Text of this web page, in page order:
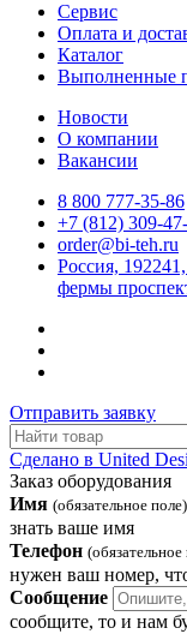
Сервис
Оплата и
Каталог
Выполненные
Новости
О компании
Вакансии
8 800 777-35-86
+7 (812) 309-
order@bi-teh.ru
Россия,
фермы
Отправить заявку
Сделано в United
Заказ оборудования
Имя (обязательное поле)
знать ваше имя
Телефон (обязательное
нужен ваш номер,
Сообщение
сообщите, то и нам